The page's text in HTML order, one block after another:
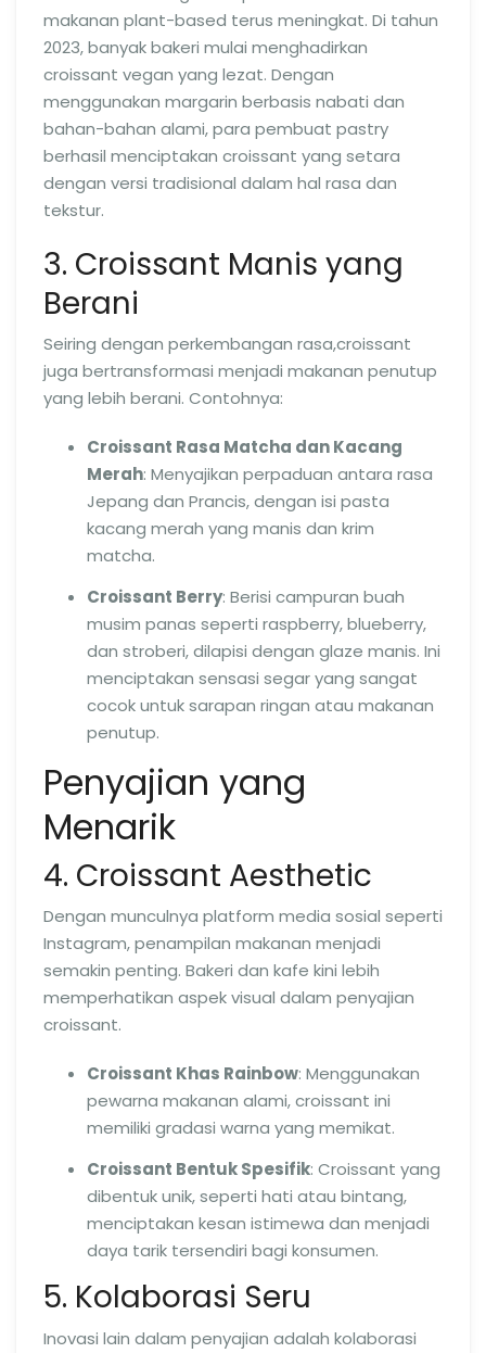
makanan plant-based terus meningkat. Di tahun
2023, banyak bakeri mulai menghadirkan
croissant vegan yang lezat. Dengan
menggunakan margarin berbasis nabati dan
bahan-bahan alami, para pembuat pastry
berhasil menciptakan croissant yang setara
dengan versi tradisional dalam hal rasa dan
tekstur.
3. Croissant Manis yang
Berani
Seiring dengan perkembangan rasa,croissant
juga bertransformasi menjadi makanan penutup
yang lebih berani. Contohnya:
Croissant Rasa Matcha dan Kacang
Merah: Menyajikan perpaduan antara rasa
Jepang dan Prancis, dengan isi pasta
kacang merah yang manis dan krim
matcha.
Croissant Berry: Berisi campuran buah
musim panas seperti raspberry, blueberry,
dan stroberi, dilapisi dengan glaze manis. Ini
menciptakan sensasi segar yang sangat
cocok untuk sarapan ringan atau makanan
penutup.
Penyajian yang
Menarik
4. Croissant Aesthetic
Dengan munculnya platform media sosial seperti
Instagram, penampilan makanan menjadi
semakin penting. Bakeri dan kafe kini lebih
memperhatikan aspek visual dalam penyajian
croissant.
Croissant Khas Rainbow: Menggunakan
pewarna makanan alami, croissant ini
memiliki gradasi warna yang memikat.
Croissant Bentuk Spesifik: Croissant yang
dibentuk unik, seperti hati atau bintang,
menciptakan kesan istimewa dan menjadi
daya tarik tersendiri bagi konsumen.
5. Kolaborasi Seru
Inovasi lain dalam penyajian adalah kolaborasi